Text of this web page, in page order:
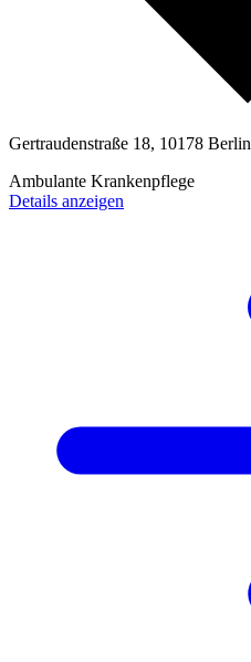
Gertraudenstraße 18, 10178 Berlin
Ambulante Krankenpflege
Details anzeigen